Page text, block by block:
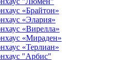
«Брайтон»
«Элария»
«Вирелла»
«Мираден»
«Терлиан»
"Арбис"